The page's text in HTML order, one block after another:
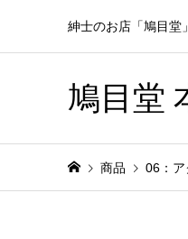
紳士のお店「鳩目堂
鳩目堂
商品 06：ア